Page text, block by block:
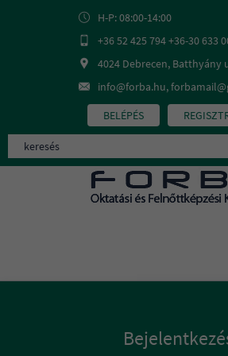
H-P: 08:00-14:00
+36 52 425 794 +36-30 633
4024 Debrecen, Batthyány
info@forba.hu,
BELÉPÉS